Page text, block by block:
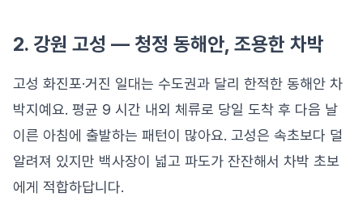
2. 강원 고성 — 청정 동해안, 조용한 차박
고성 화진포·거진 일대는 수도권과 달리 한적한 동해안 차
박지예요. 평균 9 시간 내외 체류로 당일 도착 후 다음 날
이른 아침에 출발하는 패턴이 많아요. 고성은 속초보다 덜
알려져 있지만 백사장이 넓고 파도가 잔잔해서 차박 초보
에게 적합하답니다.